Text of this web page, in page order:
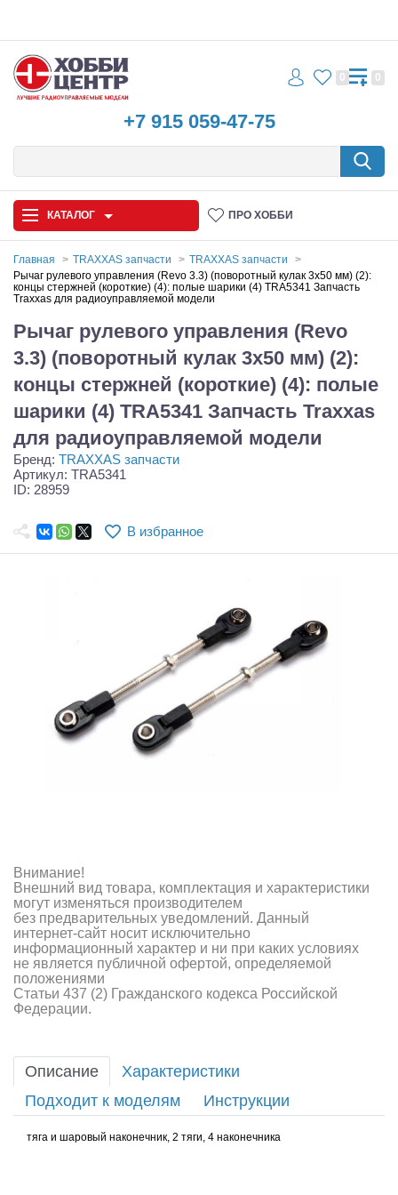
+7 915 059-47-75
0 0
КАТАЛОГ ПРО ХОББИ
Автомодели
Запчасти и аксессуары
Игрушки
Самолеты
Квадрокоптеры
Судомодели
Аппаратура и электроника
Зарядные устройства и блоки питания
Технические жидкости
Инструмент,измерительные приборы,расходники
Главная TRAXXAS запчасти
TRAXXAS запчасти
Рычаг рулевого управления (Revo 3.3) (поворотный кулак 3x50 мм) (2):
концы стержней (короткие) (4): полые шарики (4) TRA5341 Запчасть
Traxxas для радиоуправляемой модели
Рычаг рулевого управления (Revo
3.3) (поворотный кулак 3x50 мм) (2):
концы стержней (короткие) (4): полые
шарики (4) TRA5341 Запчасть Traxxas
для радиоуправляемой модели
Бренд: TRAXXAS запчасти
Артикул: TRA5341
ID: 28959
В избранное
Внимание!
Внешний вид товара, комплектация и характеристики
могут изменяться производителем
без предварительных уведомлений. Данный
интернет-сайт носит исключительно
информационный характер и ни при каких условиях
не является публичной офертой, определяемой
положениями
Статьи 437 (2) Гражданского кодекса Российской
Федерации.
Описание
Характеристики
Подходит к моделям
Инструкции
тяга и шаровый наконечник, 2 тяги, 4 наконечника